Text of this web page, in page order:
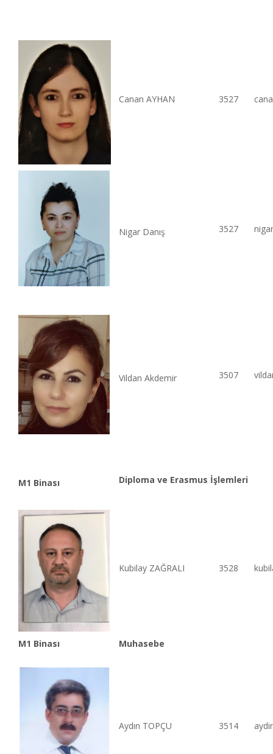
Canan AYHAN 3527
Nigar Danış 3527
Vildan Akdemir 3507
M1 Binası Diploma ve Erasmus İşlemleri
Kubilay ZAĞRALI 3528
M1 Binası Muhasebe
Aydın TOPÇU 3514